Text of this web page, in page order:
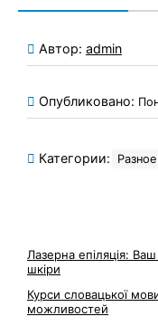
Автор: admin
Опубликовано:
Категории: Разное
Лазерна епіляція:
шкіри
Курси словацької
можливостей